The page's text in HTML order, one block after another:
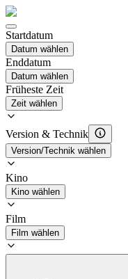
Startdatum
Datum wählen
Enddatum
Datum wählen
Früheste Zeit
Zeit wählen
Version & Technik
Version/Technik wählen
Kino
Kino wählen
Film
Film wählen